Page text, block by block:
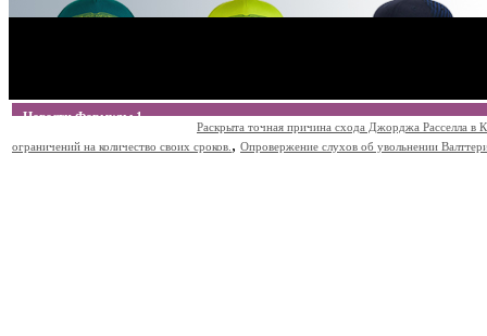
Новости Формулы 1
Раскрыта точная причина схода Джорджа Расселла в
ограничений на количество своих сроков. , Опровержение слухов об увольнении